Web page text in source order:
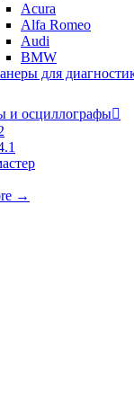
Acura
Alfa Romeo
Audi
BMW
для
и осциллографы
→